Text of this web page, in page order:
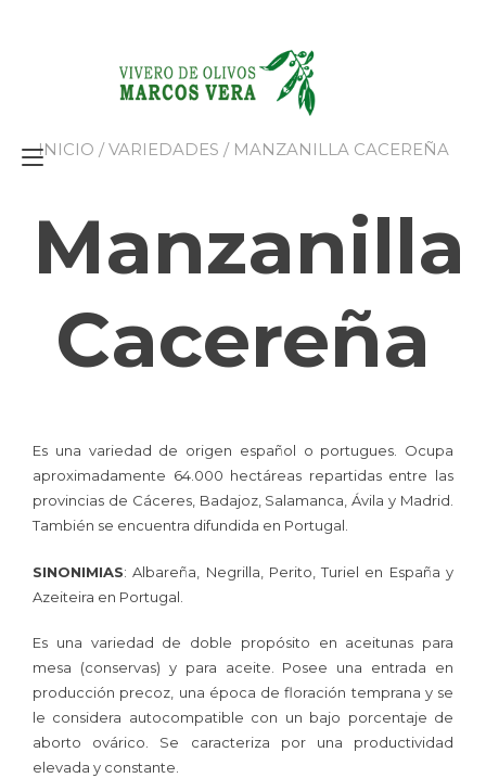
Alternar
INICIO /VARIEDADES / MANZANILLA CACEREÑA
Manzanilla
Cacereña
Es una variedad de origen español o portugues. Ocupa
aproximadamente 64.000 hectáreas repartidas entre las
provincias de Cáceres, Badajoz, Salamanca, Ávila y Madrid.
También se encuentra difundida en Portugal.
SINONIMIAS: Albareña, Negrilla, Perito, Turiel en España y
Azeiteira en Portugal.
Es una variedad de doble propósito en aceitunas para
mesa (conservas) y para aceite . Posee una entrada en
producción precoz, una época de floración temprana y se
le considera autocompatible con un bajo porcentaje de
aborto ovárico. Se caracteriza por una productividad
elevada y constante.